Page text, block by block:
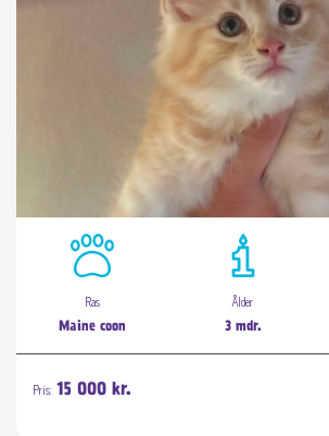
Ras
Maine coon
Ålder
3 mdr.
Pris: 15 000 kr.